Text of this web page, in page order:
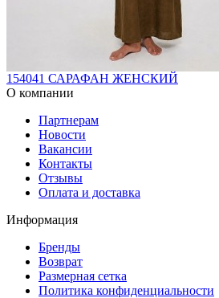
154041 САРАФАН ЖЕНСКИЙ
О компании
Партнерам
Новости
Вакансии
Контакты
Отзывы
Оплата и доставка
Информация
Бренды
Возврат
Размерная сетка
Политика конфиденциальности